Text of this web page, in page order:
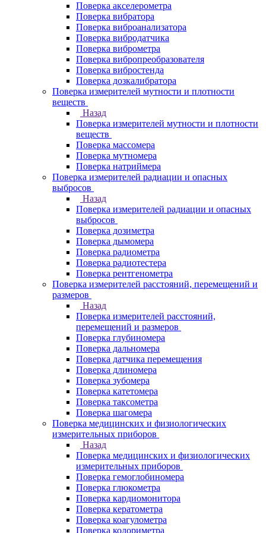
Поверка акселерометра
Поверка вибратора
Поверка виброанализатора
Поверка вибродатчика
Поверка виброметра
Поверка вибропреобразователя
Поверка вибростенда
Поверка дозкалибратора
Поверка измерителей мутности и плотности
веществ
Назад
Поверка измерителей мутности и плотности
веществ
Поверка массомера
Поверка мутномера
Поверка натриймера
Поверка измерителей радиации и опасных
выбросов
Назад
Поверка измерителей радиации и опасных
выбросов
Поверка дозиметра
Поверка дымомера
Поверка радиометра
Поверка радиотестера
Поверка рентгенометра
Поверка измерителей расстояний, перемещений и
размеров
Назад
Поверка измерителей расстояний,
перемещений и размеров
Поверка глубиномера
Поверка дальномера
Поверка датчика перемещения
Поверка длиномера
Поверка зубомера
Поверка катетомера
Поверка таксометра
Поверка шагомера
Поверка медицинских и физиологических
измерительных приборов
Назад
Поверка медицинских и физиологических
измерительных приборов
Поверка гемоглобиномера
Поверка глюкометра
Поверка кардиомонитора
Поверка кератометра
Поверка коагулометра
Поверка колориметра